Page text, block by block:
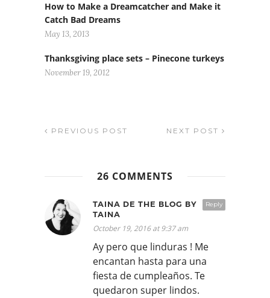
How to Make a Dreamcatcher and Make it
Catch Bad Dreams
May 13, 2013
Thanksgiving place sets – Pinecone turkeys
November 19, 2012
PREVIOUS POST NEXT POST
26 COMMENTS
Reply
TAINA DE THE BLOG BY
TAINA
October 19, 2016 at 9:37 am
Ay pero que linduras ! Me
encantan hasta para una
fiesta de cumpleaños. Te
quedaron super lindos.